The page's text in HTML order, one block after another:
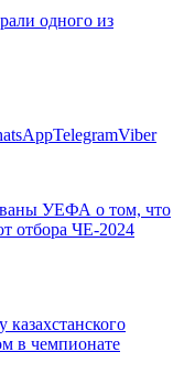
одного из
TelegramViber
УЕФА о том, что
отбора ЧЕ-2024
в чемпионате